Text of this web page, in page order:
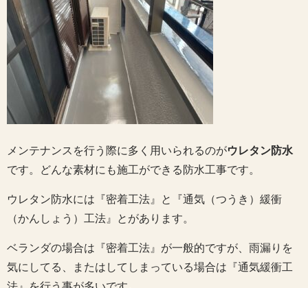
メンテナンスを行う際に多く用いられるのがウレタン防水
です。どんな素材にも施工ができる防水工事です。
ウレタン防水には『密着工法』と『通気（つうき）緩衝
（かんしょう）工法』とがあります。
ベランダの場合は『密着工法』が一般的ですが、雨漏りを
気にしてる、またはしてしまっている場合は『通気緩衝工